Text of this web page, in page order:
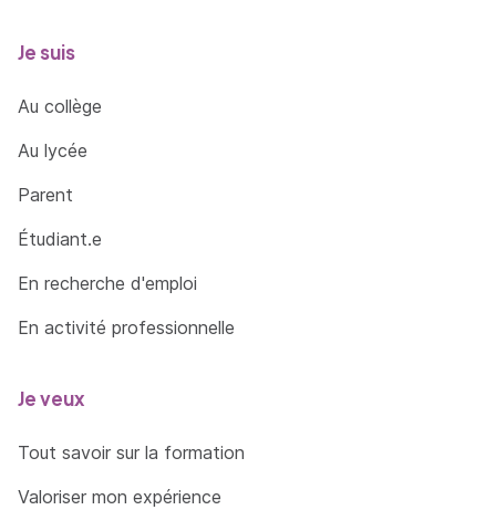
Je suis
Au collège
Au lycée
Parent
Étudiant.e
En recherche d'emploi
En activité professionnelle
Je veux
Tout savoir sur la formation
Valoriser mon expérience